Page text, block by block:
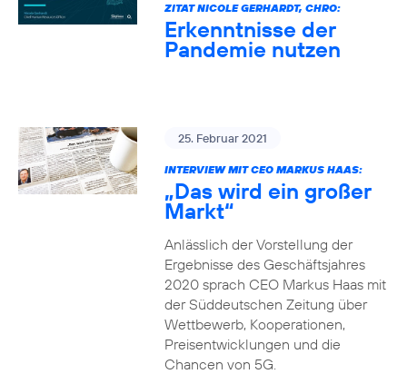
ZITAT NICOLE GERHARDT, CHRO:
Erkenntnisse der
Pandemie nutzen
25. Februar 2021
INTERVIEW MIT CEO MARKUS HAAS:
„Das wird ein großer
Markt“
Anlässlich der Vorstellung der
Ergebnisse des Geschäftsjahres
2020 sprach CEO Markus Haas mit
der Süddeutschen Zeitung über
Wettbewerb, Kooperationen,
Preisentwicklungen und die
Chancen von 5G.